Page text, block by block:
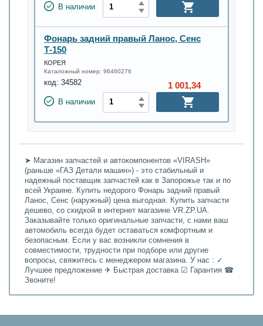
В наличии
Фонарь задний правый Ланос, Сенс
Т-150
КОРЕЯ
Каталожный номер: 96460276
код: 34582
В наличии
1 001,34
➤ Магазин запчастей и автокомпонентов «VIRASH»
(раньше «ГАЗ Детали машин») - это стабильный и
надежный поставщик запчастей как в Запорожье так и по
всей Украине. Купить недорого Фонарь задний правый
Ланос, Сенс (наружный) цена выгодная. Купить запчасти
дешево, со скидкой в интернет магазине VR.ZP.UA.
Заказывайте только оригинальные запчасти, с нами ваш
автомобиль всегда будет оставаться комфортным и
безопасным. Если у вас возникли сомнения в
совместимости, трудности при подборе или другие
вопросы, свяжитесь с менеджером магазина. У нас : ✓
Лучшее предложение ✈ Быстрая доставка ☑ Гарантия ☎
Звоните!